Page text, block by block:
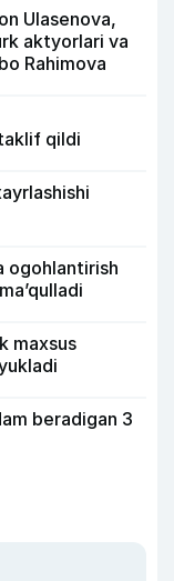
Ulasenova,
aktyorlari va
Rahimova
qildi
ogohlantirish
maxsus
beradigan 3